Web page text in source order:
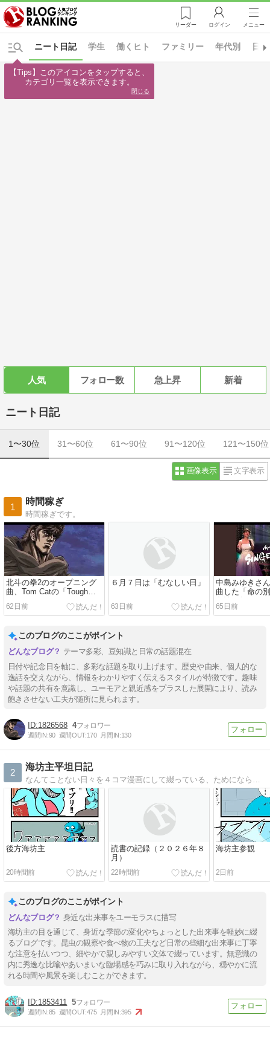
リーダー ログイン メニュー
学生 働くヒト ファミリー 年代別 日
ニート日記
人気 フォロー数 急上昇 新着
ニート日記
1〜30位 31〜60位 61〜90位 91〜120位 121〜150位
画像表示 文字表示
1
時間稼ぎ
時間稼ぎです。
北斗の拳2のオープニング
曲、Tom Catの「Tough
Boy」
62日前
６月７日は「むなしい日」
63日前
中島みゆきさ
曲した「命の
島津亜矢さん
65日前
このブログのここがポイント
テーマ多彩、豆知識と日常の話題混在
日付や記念日を軸に、多彩な話題を取り上げます。歴史や由来、個人的な
逸話を交えながら、情報をわかりやすく伝えるスタイルが特徴です。趣味
や話題の共有を意識し、ユーモアと親近感をプラスした展開により、読み
飽きさせない工夫が随所に見られます。
1826568 4
週間IN:90 週間OUT:170 月間IN:130
2
海坊主平坦日記
なんてことない日々を４コマ漫画にして綴っている、ためにならないブログです。
後方海坊主
20時間前
読書の記録（２０２６年８
月）
22時間前
海坊主参観
2日前
このブログのここがポイント
身近な出来事をユーモラスに描写
海坊主の目を通じて、身近な季節の変化やちょっとした出来事を軽妙に綴
るブログです。昆虫の観察や食べ物の工夫など日常の些細な出来事に丁寧
な注意を払いつつ、細やかで親しみやすい文体で綴っています。無意識の
内に秀逸な比喩やあいまいな臨場感を巧みに取り入れながら、穏やかに流
れる時間や風景を楽しむことができます。
1853411 5
週間IN:85 週間OUT:475 月間IN:395
【Tips】このアイコンをタップすると、
カテゴリ一覧を表示できます。
閉じる